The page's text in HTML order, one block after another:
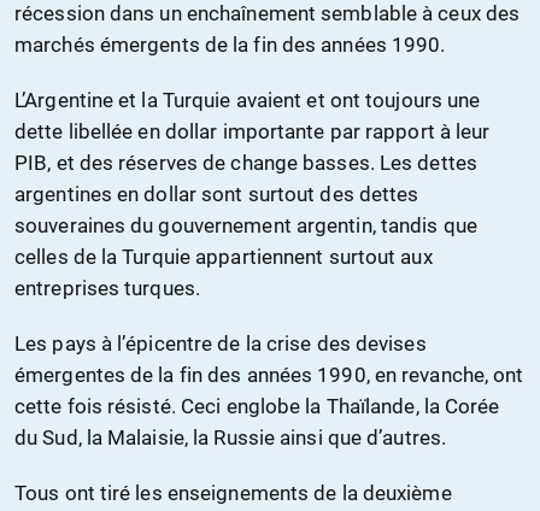
récession dans un enchaînement semblable à ceux des
marchés émergents de la fin des années 1990.
L’Argentine et la Turquie avaient et ont toujours une
dette libellée en dollar importante par rapport à leur
PIB, et des réserves de change basses. Les dettes
argentines en dollar sont surtout des dettes
souveraines du gouvernement argentin, tandis que
celles de la Turquie appartiennent surtout aux
entreprises turques.
Les pays à l’épicentre de la crise des devises
émergentes de la fin des années 1990, en revanche, ont
cette fois résisté. Ceci englobe la Thaïlande, la Corée
du Sud, la Malaisie, la Russie ainsi que d’autres.
Tous ont tiré les enseignements de la deuxième